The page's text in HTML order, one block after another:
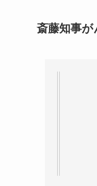
斎藤知事